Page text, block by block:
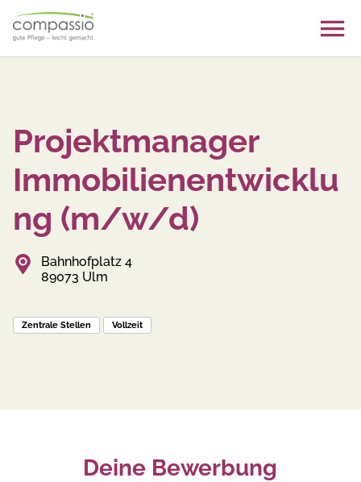
content
Projektmanager
Immobilienentwicklu
ng (m/w/d)
Bahnhofplatz 4
89073 Ulm
Zentrale Stellen Vollzeit
Deine Bewerbung